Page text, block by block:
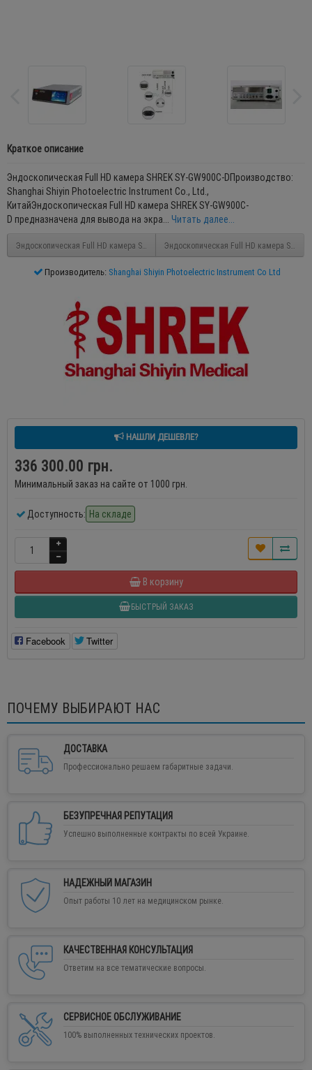
Краткое описание
Эндоскопическая Full HD камера SHREK SY-GW900C-DПроизводство:
Shanghai Shiyin Photoelectric Instrument Co., Ltd.,
КитайЭндоскопическая Full HD камера SHREK SY-GW900C-
D предназначена для вывода на экра... Читать далее...
Эндоскопическая Full HD камера SHREK SY-GW800C-DЭндоскопическая Full HD камера SHREK
Производитель: Shanghai Shiyin Photoelectric Instrument Co Ltd
НАШЛИ ДЕШЕВЛЕ?
336 300.00 грн.
Минимальный заказ на сайте от 1000 грн.
Доступность: На складе
В корзину
БЫСТРЫЙ ЗАКАЗ
Facebook Twitter
ПОЧЕМУ ВЫБИРАЮТ НАС
ДОСТАВКА
Профессионально решаем габаритные задачи.
БЕЗУПРЕЧНАЯ РЕПУТАЦИЯ
Успешно выполненные контракты по всей Украине.
НАДЕЖНЫЙ МАГАЗИН
Опыт работы 10 лет на медицинском рынке.
КАЧЕСТВЕННАЯ КОНСУЛЬТАЦИЯ
Ответим на все тематические вопросы.
СЕРВИСНОЕ ОБСЛУЖИВАНИЕ
100% выполненных технических проектов.